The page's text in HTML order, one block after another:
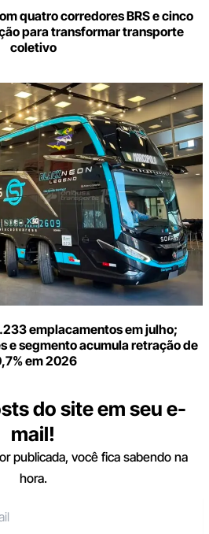
quatro corredores BRS e cinco
para transformar transporte
coletivo
emplacamentos em julho;
e segmento acumula retração de
em 2026
do site em seu e-
mail!
publicada, você fica sabendo na
hora.